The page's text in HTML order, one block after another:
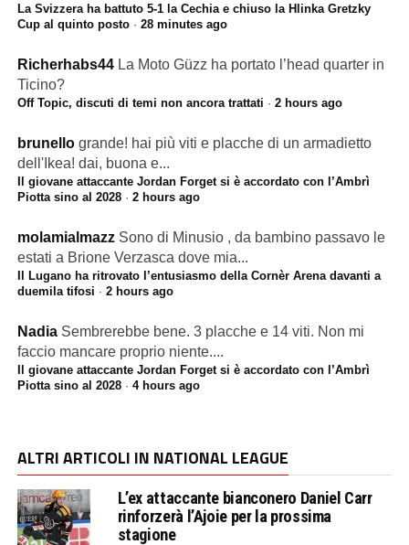
La Svizzera ha battuto 5-1 la Cechia e chiuso la Hlinka Gretzky
Cup al quinto posto· 28 minutes ago
Richerhabs44 La Moto Güzz ha portato l’head quarter in
Ticino?
Off Topic, discuti di temi non ancora trattati · 2 hours ago
brunello grande! hai più viti e placche di un armadietto
dell'Ikea! dai, buona e...
Il giovane attaccante Jordan Forget si è accordato con l’Ambrì
Piotta sino al 2028· 2 hours ago
molamialmazz Sono di Minusio , da bambino passavo le
estati a Brione Verzasca dove mia...
Il Lugano ha ritrovato l’entusiasmo della Cornèr Arena davanti a
duemila tifosi · 2 hours ago
Nadia Sembrerebbe bene. 3 placche e 14 viti. Non mi
faccio mancare proprio niente....
Il giovane attaccante Jordan Forget si è accordato con l’Ambrì
Piotta sino al 2028· 4 hours ago
ALTRI ARTICOLI IN NATIONAL LEAGUE
L’ex attaccante bianconero Daniel Carr
rinforzerà l’Ajoie per la prossima
stagione